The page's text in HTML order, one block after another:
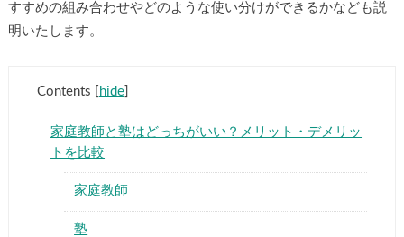
▶
すすめの組み合わせやどのような使い分けができるかなども説
明いたします。
Contents hide]
家庭教師と塾はどっちがいい？メリット・デメリッ
トを比較
家庭教師
塾